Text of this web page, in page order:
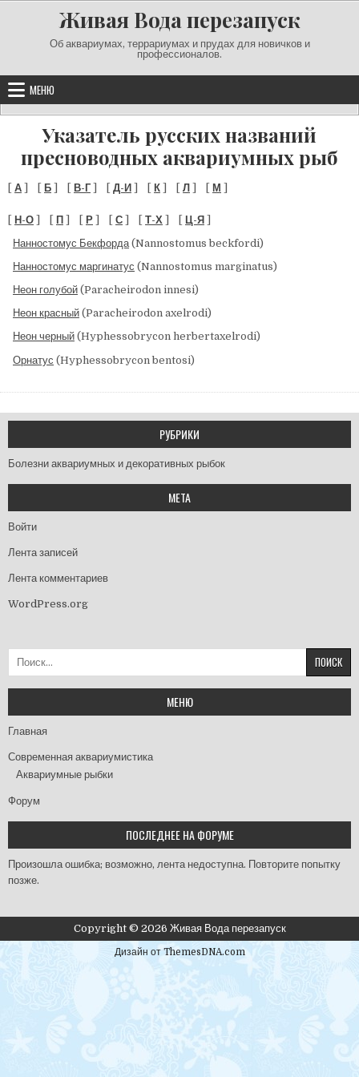
Живая Вода перезапуск
Об аквариумах, террариумах и прудах для новичков и
профессионалов.
МЕНЮ
Указатель русских названий
пресноводных аквариумных рыб
А Б В-Г Д-И К Л М
Н-О П Р С Т-Х Ц-Я
Нанностомус Бекфорда(Nannostomus beckfordi)
Нанностомус маргинатус (Nannostomus marginatus)
Неон голубой (Paracheirodon innesi)
Неон красный (Paracheirodon axelrodi)
Неон черный (Hyphessobrycon herbertaxelrodi)
Орнатус (Hyphessobrycon bentosi)
РУБРИКИ
Болезни аквариумных и декоративных рыбок
МЕТА
Войти
Лента записей
Лента комментариев
WordPress.org
МЕНЮ
Главная
Современная аквариумистика
Аквариумные рыбки
Форум
ПОСЛЕДНЕЕ НА ФОРУМЕ
Произошла ошибка; возможно, лента недоступна. Повторите попытку
позже.
Copyright © 2026 Живая Вода перезапуск
Дизайн от ThemesDNA.com